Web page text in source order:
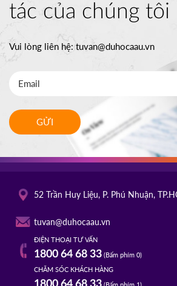
tác của chúng tôi
Vui lòng liên hệ:tuvan@duhocaau.vn
GỬI
52 Trần Huy Liệu, P. Phú Nhuận,
tuvan@duhocaau.vn
ĐIỆN THOẠI TƯ VẤN
1800 64 68 33(Bấm phím 0)
CHĂM SÓC KHÁCH HÀNG